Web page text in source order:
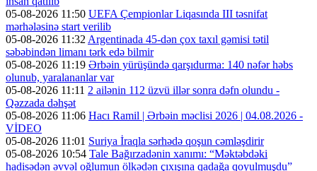
05-08-2026 11:50 UEFA Çempionlar Liqasında III təsnifat
mərhələsinə start verilib
05-08-2026 11:32 Argentinada 45-dən çox taxıl gəmisi tətil
səbəbindən limanı tərk edə bilmir
05-08-2026 11:19 Ərbəin yürüşündə qarşıdurma: 140 nəfər həbs
olunub, yaralananlar var
05-08-2026 11:11 2 ailənin 112 üzvü illər sonra dəfn olundu -
Qəzzada dəhşət
05-08-2026 11:06 Hacı Ramil | Ərbəin məclisi 2026 | 04.08.2026 -
VİDEO
05-08-2026 11:01 Suriya İraqla sərhədə qoşun cəmləşdirir
05-08-2026 10:54 Tale Bağırzadənin xanımı: “Məktəbdəki
hadisədən əvvəl oğlumun ölkədən çıxışına qadağa qoyulmuşdu”